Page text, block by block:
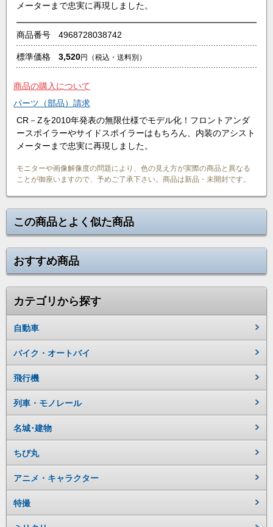
メーターまで忠実に再現しました。
商品番号 4968728038742
標準価格 3,520円 （税込・送料別）
商品の購入について
パーツ（部品）請求
CR－Zを2010年発表の無限仕様でモデル化！フロントアンダ
ースポイラーやサイドスポイラーはもちろん、内装のアシスト
メーターまで忠実に再現しました。
モニターや画像解像度の問題により、色の見え方が実際の商品と異なる
ことが御座いますので、予めご了承下さい。商品は新品・未開封です。
この商品とよく似た商品
おすすめ商品
カテゴリから探す
自動車
バイク・オートバイ
飛行機
列車・モノレール
名城･建物
ちび丸
アニメ・キャラクター
特撮